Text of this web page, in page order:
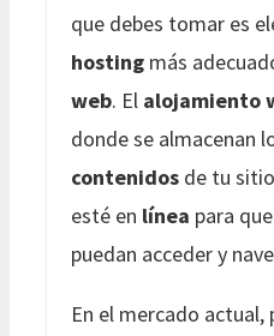
que debes tomar es
hosting más
web. El alojamiento
donde se almacenan
contenidos de tu
esté en línea para
puedan acceder y
En el mercado